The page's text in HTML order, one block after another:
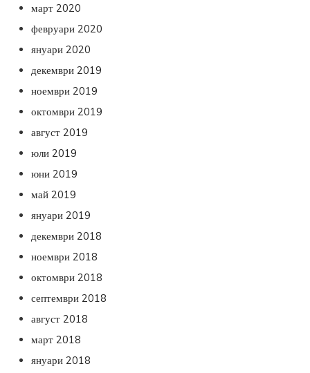
март 2020
февруари 2020
януари 2020
декември 2019
ноември 2019
октомври 2019
август 2019
юли 2019
юни 2019
май 2019
януари 2019
декември 2018
ноември 2018
октомври 2018
септември 2018
август 2018
март 2018
януари 2018